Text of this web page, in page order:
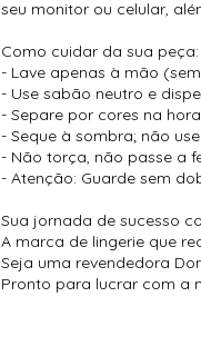
seu monitor ou celular,
Como cuidar da sua peça:
- Lave apenas à mão
- Use sabão neutro e
- Separe por cores na
- Seque à sombra; não
- Não torça, não passe a
- Atenção: Guarde sem
Sua jornada de sucesso
A marca de lingerie que
Seja uma revendedora
Pronto para lucrar com a